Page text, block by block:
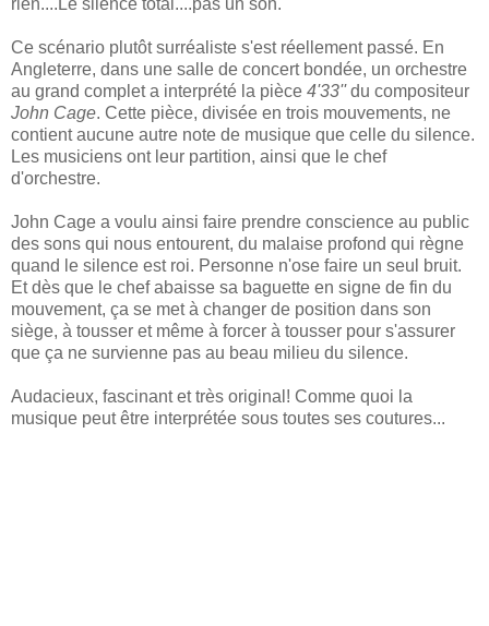
Ce scénario plutôt surréaliste s'est réellement passé. En
Angleterre, dans une salle de concert bondée, un orchestre
au grand complet a interprété la pièce 4'33''du compositeur
John Cage. Cette pièce, divisée en trois mouvements, ne
contient aucune autre note de musique que celle du silence.
Les musiciens ont leur partition, ainsi que le chef
d'orchestre.
John Cage a voulu ainsi faire prendre conscience au public
des sons qui nous entourent, du malaise profond qui règne
quand le silence est roi. Personne n'ose faire un seul bruit.
Et dès que le chef abaisse sa baguette en signe de fin du
mouvement, ça se met à changer de position dans son
siège, à tousser et même à forcer à tousser pour s'assurer
que ça ne survienne pas au beau milieu du silence.
Audacieux, fascinant et très original! Comme quoi la
musique peut être interprétée sous toutes ses coutures...